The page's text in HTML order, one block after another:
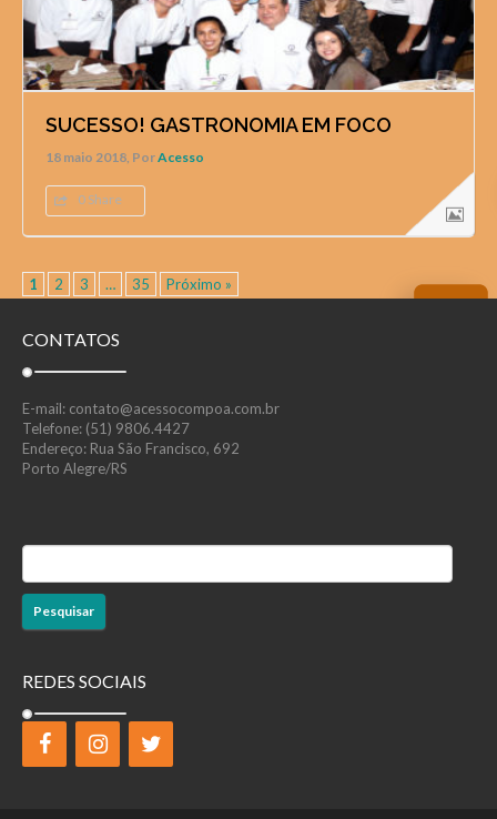
SUCESSO! GASTRONOMIA EM FOCO
18 maio 2018, PorAcesso
0 Share
1 2 3 … 35 Próximo »
CONTATOS
E-mail: contato@acessocompoa.com.br
Telefone: (51) 9806.4427
Endereço: Rua São Francisco, 692
Porto Alegre/RS
por:
REDES SOCIAIS